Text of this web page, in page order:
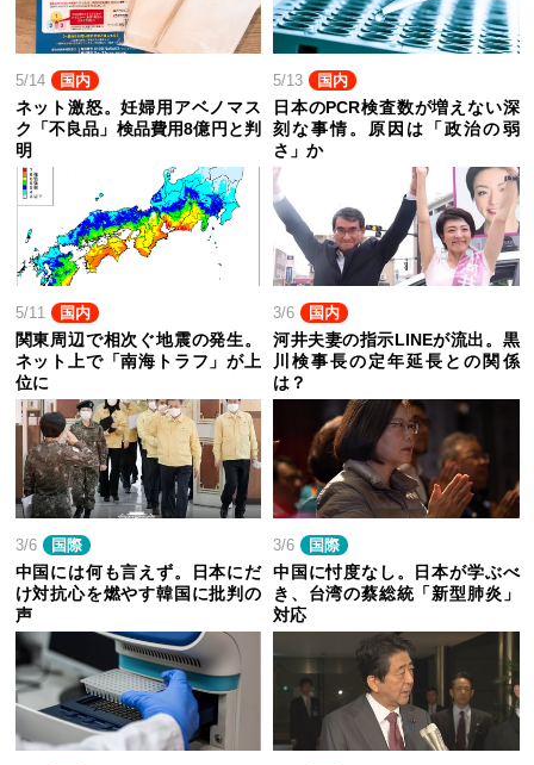
5/14 国内
ネット激怒。妊婦用アベノマス
ク「不良品」検品費用8億円と判
明
5/13 国内
日本のPCR検査数が増えない深
刻な事情。原因は「政治の弱
さ」か
5/11 国内
関東周辺で相次ぐ地震の発生。
ネット上で「南海トラフ」が上
位に
3/6 国内
河井夫妻の指示LINEが流出。黒
川検事長の定年延長との関係
は？
3/6 国際
中国には何も言えず。日本にだ
け対抗心を燃やす韓国に批判の
声
3/6 国際
中国に忖度なし。日本が学ぶべ
き、台湾の蔡総統「新型肺炎」
対応